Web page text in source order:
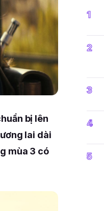
bị lên
lai dài
mùa 3 có
1
2
3
4
5